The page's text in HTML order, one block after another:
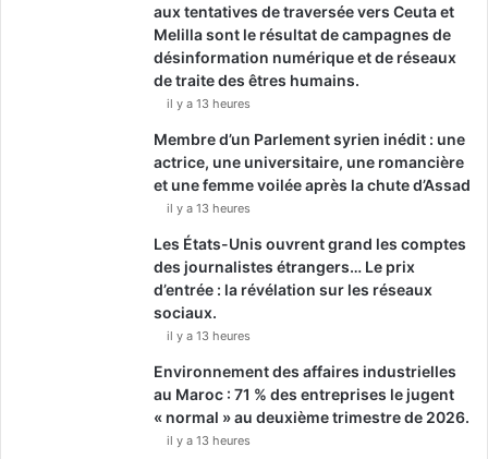
aux tentatives de traversée vers Ceuta et
Melilla sont le résultat de campagnes de
désinformation numérique et de réseaux
de traite des êtres humains.
il y a 13 heures
Membre d’un Parlement syrien inédit : une
actrice, une universitaire, une romancière
et une femme voilée après la chute d’Assad
il y a 13 heures
Les États-Unis ouvrent grand les comptes
des journalistes étrangers… Le prix
d’entrée : la révélation sur les réseaux
sociaux.
il y a 13 heures
Environnement des affaires industrielles
au Maroc : 71 % des entreprises le jugent
« normal » au deuxième trimestre de 2026.
il y a 13 heures